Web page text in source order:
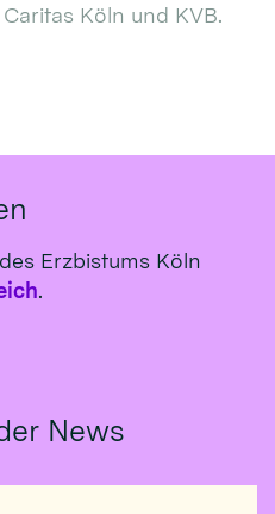
Köln und KVB.
Erzbistums Köln
.
News